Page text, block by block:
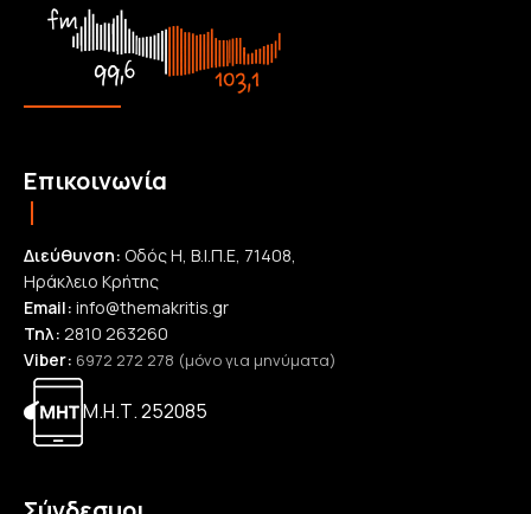
Επικοινωνία
Διεύθυνση: Οδός Η, Β.Ι.Π.Ε, 71408,
Ηράκλειο Κρήτης
Email: info@themakritis.gr
Τηλ: 2810 263260
Viber: 6972 272 278 (μόνο για μηνύματα)
Μ.Η.Τ. 252085